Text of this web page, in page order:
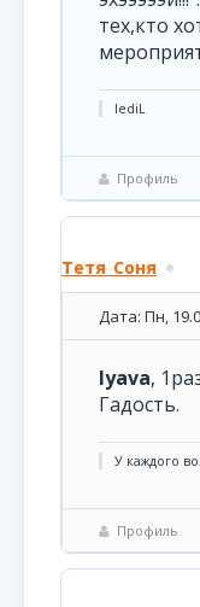
тех,кто
lediL
Профиль
Тетя_Соня
Дата: Пн,
lyava,
Гадость.
У каждого
Профиль